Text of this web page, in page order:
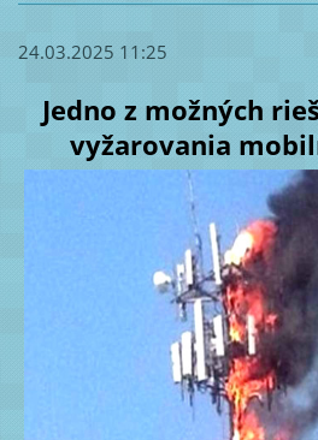
24.03.2025 11:25
Jedno z možných
vyžarovania